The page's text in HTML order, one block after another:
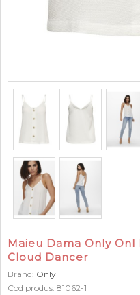
Maieu Dama Only
Cloud Dancer
Brand: Only
Cod produs: 81062-1